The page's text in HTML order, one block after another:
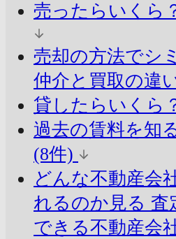
売ったらいくら
売却の方法でシ
仲介と買取の違
貸したらいくら
過去の賃料を知
(8件)
どんな不動産会
れるのか見る 査
できる不動産会